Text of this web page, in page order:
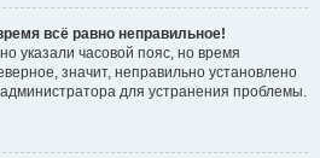
всё равно неправильное!
указали часовой пояс, но время
значит, неправильно установлено
для устранения проблемы.